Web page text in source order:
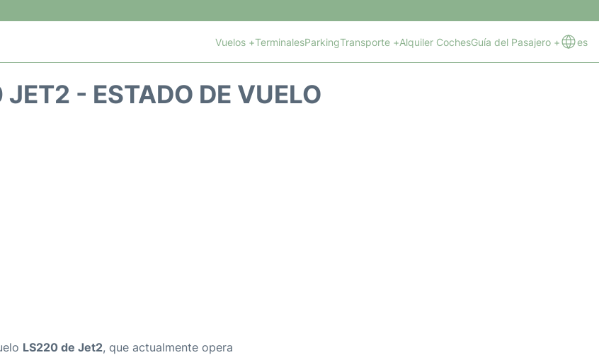
Vuelos +TerminalesParkingTransporte +Alquiler CochesGuía del Pasajero + es
- ESTADO DE VUELO
LS220 de Jet2, que actualmente opera